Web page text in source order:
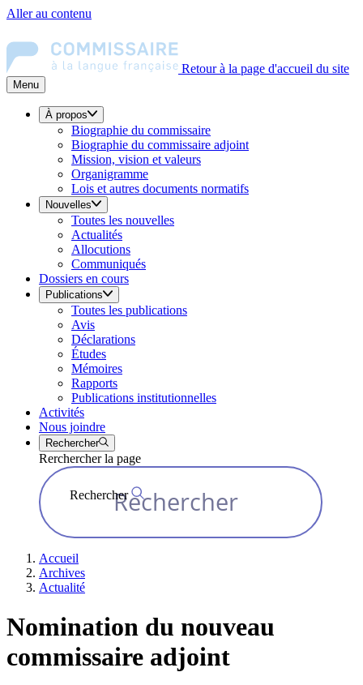
Aller au contenu
Retour à la page d'accueil du site
Menu
À propos
Biographie du commissaire
Biographie du commissaire adjoint
Mission, vision et valeurs
Organigramme
Lois et autres documents normatifs
Nouvelles
Toutes les nouvelles
Actualités
Allocutions
Communiqués
Dossiers en cours
Publications
Toutes les publications
Avis
Déclarations
Études
Mémoires
Rapports
Publications institutionnelles
Activités
Nous joindre
Rechercher
Rerchercher la page
Rechercher
Accueil
Archives
Actualité
Nomination du nouveau
commissaire adjoint